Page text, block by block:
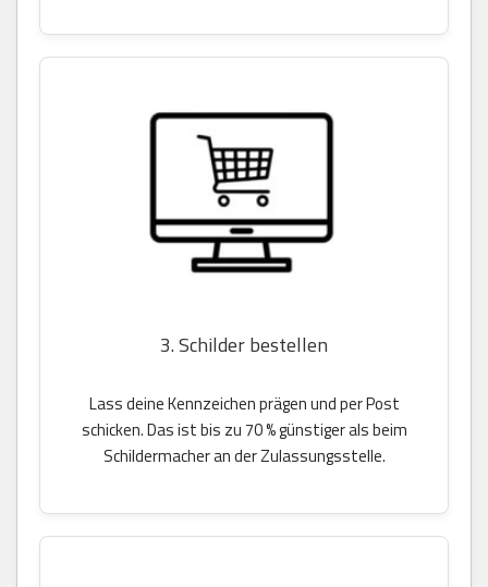
3. Schilder bestellen
Lass deine Kennzeichen prägen und per Post
schicken. Das ist bis zu 70 % günstiger als beim
Schildermacher an der Zulassungsstelle.